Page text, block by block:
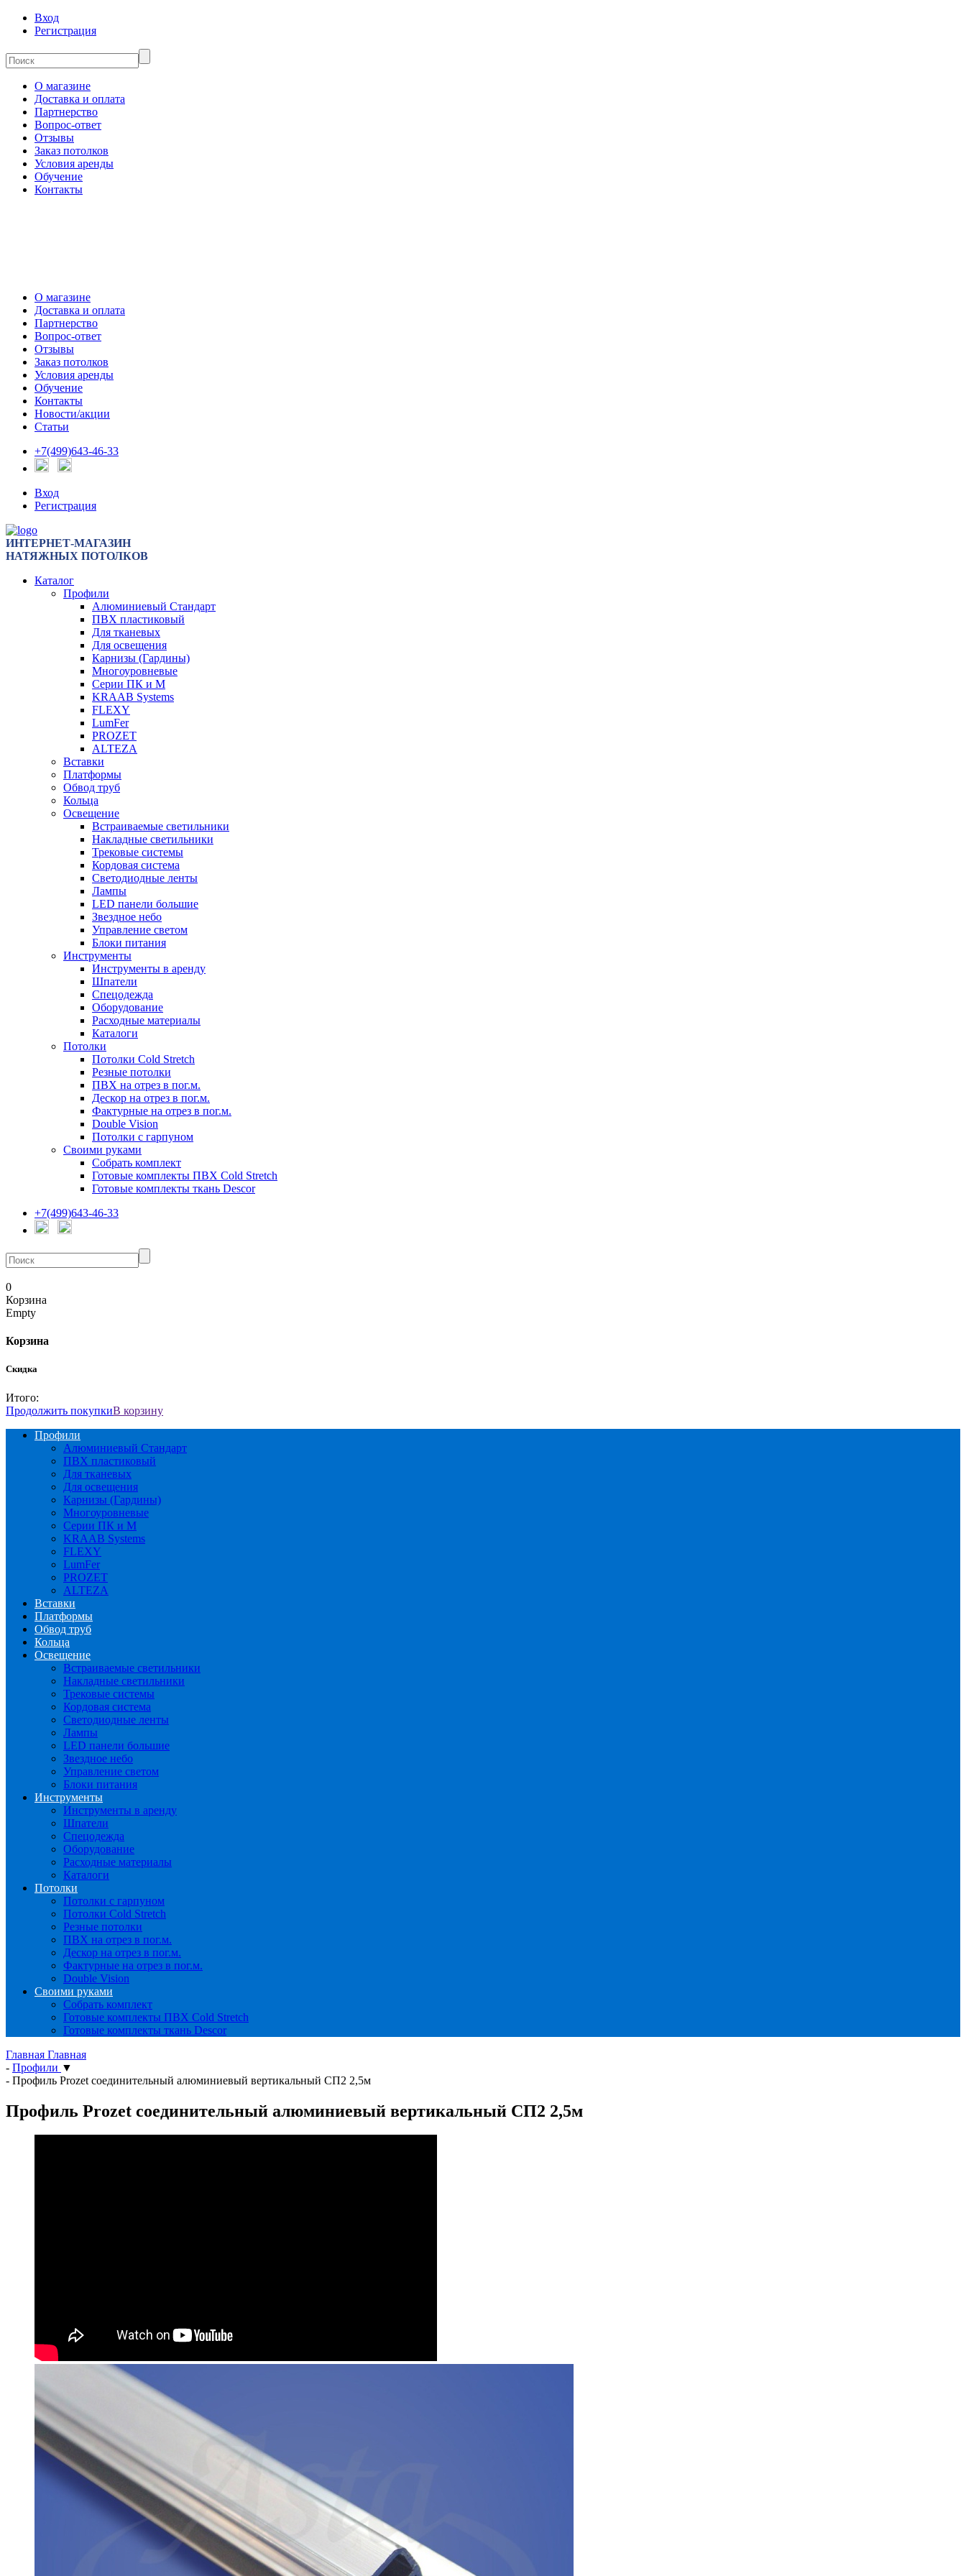
Вход
Регистрация
О магазине
Доставка и оплата
Партнерство
Вопрос-ответ
Отзывы
Заказ потолков
Условия аренды
Обучение
Контакты
О магазине
Доставка и оплата
Партнерство
Вопрос-ответ
Отзывы
Заказ потолков
Условия аренды
Обучение
Контакты
Новости/акции
Статьи
+7(499)643-46-33
Вход
Регистрация
ИНТЕРНЕТ-МАГАЗИН
НАТЯЖНЫХ ПОТОЛКОВ
Каталог
Профили
Алюминиевый Стандарт
ПВХ пластиковый
Для тканевых
Для освещения
Карнизы (Гардины)
Многоуровневые
Серии ПК и М
KRAAB Systems
FLEXY
LumFer
PROZET
ALTEZA
Вставки
Платформы
Обвод труб
Кольца
Освещение
Встраиваемые светильники
Накладные светильники
Трековые системы
Кордовая система
Светодиодные ленты
Лампы
LED панели большие
Звездное небо
Управление светом
Блоки питания
Инструменты
Инструменты в аренду
Шпатели
Спецодежда
Оборудование
Расходные материалы
Каталоги
Потолки
Потолки Cold Stretch
Резные потолки
ПВХ на отрез в пог.м.
Дескор на отрез в пог.м.
Фактурные на отрез в пог.м.
Double Vision
Потолки с гарпуном
Своими руками
Собрать комплект
Готовые комплекты ПВХ Cold Stretch
Готовые комплекты ткань Descor
+7(499)643-46-33
0
Корзина
Empty
Корзина
Скидка
Итого:
Продолжить покупкиВ корзину
Профили
Алюминиевый Стандарт
ПВХ пластиковый
Для тканевых
Для освещения
Карнизы (Гардины)
Многоуровневые
Серии ПК и М
KRAAB Systems
FLEXY
LumFer
PROZET
ALTEZA
Вставки
Платформы
Обвод труб
Кольца
Освещение
Встраиваемые светильники
Накладные светильники
Трековые системы
Кордовая система
Светодиодные ленты
Лампы
LED панели большие
Звездное небо
Управление светом
Блоки питания
Инструменты
Инструменты в аренду
Шпатели
Спецодежда
Оборудование
Расходные материалы
Каталоги
Потолки
Потолки с гарпуном
Потолки Cold Stretch
Резные потолки
ПВХ на отрез в пог.м.
Дескор на отрез в пог.м.
Фактурные на отрез в пог.м.
Double Vision
Своими руками
Собрать комплект
Готовые комплекты ПВХ Cold Stretch
Готовые комплекты ткань Descor
Главная Главная
- Профили ▼
- Профиль Prozet соединительный алюминиевый вертикальный СП2 2,5м
Профиль Prozet соединительный алюминиевый вертикальный СП2 2,5м